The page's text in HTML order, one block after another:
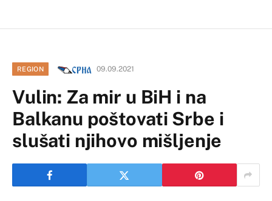
REGION 09.09.2021
Vulin: Za mir u BiH i na
Balkanu poštovati Srbe i
slušati njihovo mišljenje